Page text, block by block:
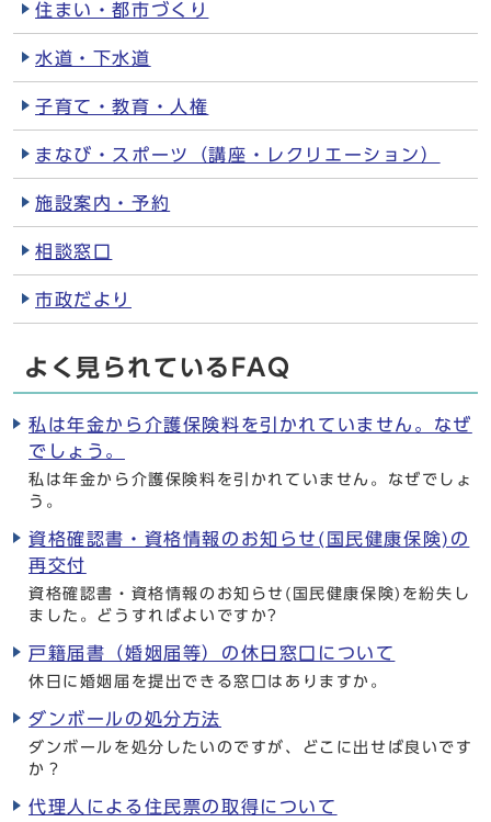
住まい・都市づくり
水道・下水道
子育て・教育・人権
まなび・スポーツ（講座・レクリエーション）
施設案内・予約
相談窓口
市政だより
よく見られているFAQ
私は年金から介護保険料を引かれていません。なぜ
でしょう。
私は年金から介護保険料を引かれていません。なぜでしょ
う。
資格確認書・資格情報のお知らせ(国民健康保険)の
再交付
資格確認書・資格情報のお知らせ(国民健康保険)を紛失し
ました。どうすればよいですか?
戸籍届書（婚姻届等）の休日窓口について
休日に婚姻届を提出できる窓口はありますか。
ダンボールの処分方法
ダンボールを処分したいのですが、どこに出せば良いです
か？
代理人による住民票の取得について